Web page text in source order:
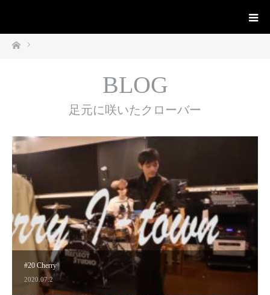
ホーム
BLOG
足元に咲いたクローバー
#20 Cherry
2020.07.2
#19 K’S-J 4年目スタート 今
2020.04.9